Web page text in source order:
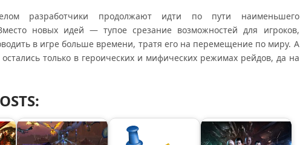
разработчики продолжают идти по пути наименьшего
новых идей — тупое срезание возможностей для игроков,
в игре больше времени, тратя его на перемещение по миру. А
только в героических и мифических режимах рейдов, да на